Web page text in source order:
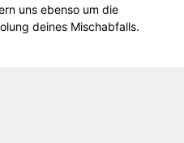
uns ebenso um die
deines Mischabfalls.